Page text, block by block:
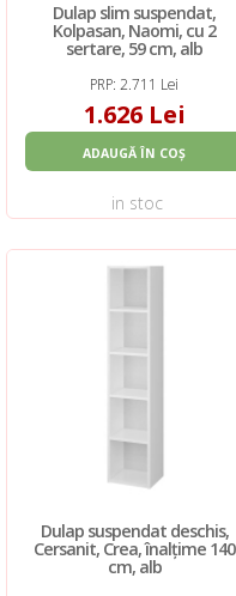
Dulap slim suspendat,
Kolpasan, Naomi, cu 2
sertare, 59 cm, alb
PRP: 2.711 Lei
1.626 Lei
ADAUGĂ ÎN COȘ
in stoc
Dulap suspendat deschis,
Cersanit, Crea, înalțime 140
cm, alb